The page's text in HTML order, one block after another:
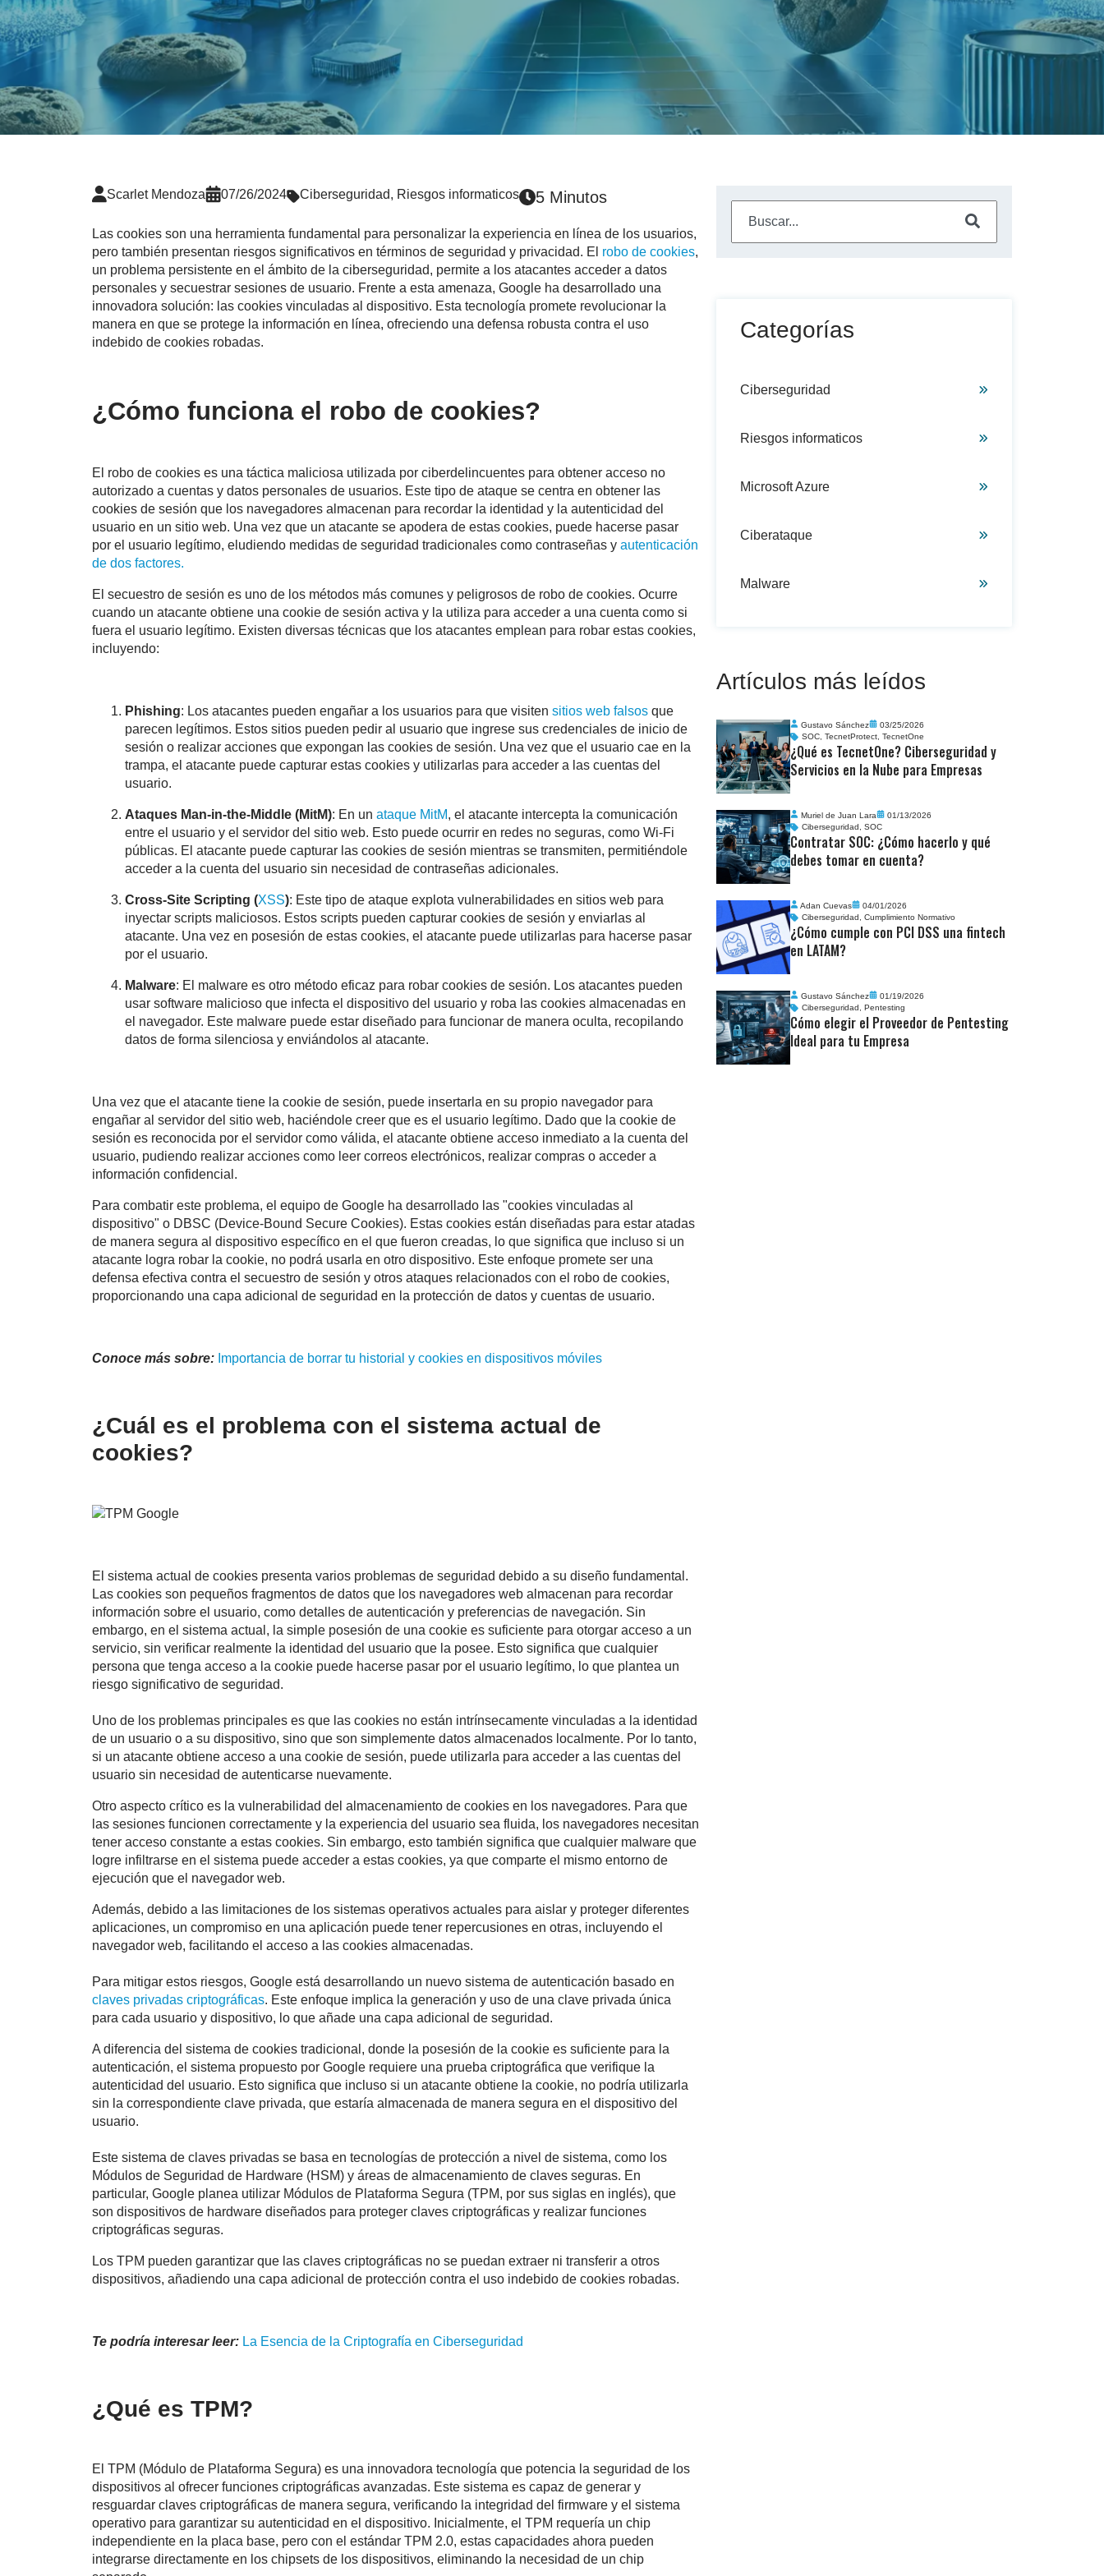
Scarlet Mendoza 07/26/2024 Ciberseguridad, Riesgos informaticos 5 Minutos
Las cookies son una herramienta fundamental para personalizar la experiencia en línea de los usuarios,
pero también presentan riesgos significativos en términos de seguridad y privacidad. El robo de cookies,
un problema persistente en el ámbito de la ciberseguridad, permite a los atacantes acceder a datos
personales y secuestrar sesiones de usuario. Frente a esta amenaza, Google ha desarrollado una
innovadora solución: las cookies vinculadas al dispositivo. Esta tecnología promete revolucionar la
manera en que se protege la información en línea, ofreciendo una defensa robusta contra el uso
indebido de cookies robadas.
¿Cómo funciona el robo de cookies?
El robo de cookies es una táctica maliciosa utilizada por ciberdelincuentes para obtener acceso no
autorizado a cuentas y datos personales de usuarios. Este tipo de ataque se centra en obtener las
cookies de sesión que los navegadores almacenan para recordar la identidad y la autenticidad del
usuario en un sitio web. Una vez que un atacante se apodera de estas cookies, puede hacerse pasar
por el usuario legítimo, eludiendo medidas de seguridad tradicionales como contraseñas y autenticación
de dos factores.
El secuestro de sesión es uno de los métodos más comunes y peligrosos de robo de cookies. Ocurre
cuando un atacante obtiene una cookie de sesión activa y la utiliza para acceder a una cuenta como si
fuera el usuario legítimo. Existen diversas técnicas que los atacantes emplean para robar estas cookies,
incluyendo:
Phishing: Los atacantes pueden engañar a los usuarios para que visiten sitios web falsos que
parecen legítimos. Estos sitios pueden pedir al usuario que ingrese sus credenciales de inicio de
sesión o realizar acciones que expongan las cookies de sesión. Una vez que el usuario cae en la
trampa, el atacante puede capturar estas cookies y utilizarlas para acceder a las cuentas del
usuario.
Ataques Man-in-the-Middle (MitM): En un ataque MitM, el atacante intercepta la comunicación
entre el usuario y el servidor del sitio web. Esto puede ocurrir en redes no seguras, como Wi-Fi
públicas. El atacante puede capturar las cookies de sesión mientras se transmiten, permitiéndole
acceder a la cuenta del usuario sin necesidad de contraseñas adicionales.
Cross-Site Scripting (XSS): Este tipo de ataque explota vulnerabilidades en sitios web para
inyectar scripts maliciosos. Estos scripts pueden capturar cookies de sesión y enviarlas al
atacante. Una vez en posesión de estas cookies, el atacante puede utilizarlas para hacerse pasar
por el usuario.
Malware: El malware es otro método eficaz para robar cookies de sesión. Los atacantes pueden
usar software malicioso que infecta el dispositivo del usuario y roba las cookies almacenadas en
el navegador. Este malware puede estar diseñado para funcionar de manera oculta, recopilando
datos de forma silenciosa y enviándolos al atacante.
Una vez que el atacante tiene la cookie de sesión, puede insertarla en su propio navegador para
engañar al servidor del sitio web, haciéndole creer que es el usuario legítimo. Dado que la cookie de
sesión es reconocida por el servidor como válida, el atacante obtiene acceso inmediato a la cuenta del
usuario, pudiendo realizar acciones como leer correos electrónicos, realizar compras o acceder a
información confidencial.
Para combatir este problema, el equipo de Google ha desarrollado las "cookies vinculadas al
dispositivo" o DBSC (Device-Bound Secure Cookies). Estas cookies están diseñadas para estar atadas
de manera segura al dispositivo específico en el que fueron creadas, lo que significa que incluso si un
atacante logra robar la cookie, no podrá usarla en otro dispositivo. Este enfoque promete ser una
defensa efectiva contra el secuestro de sesión y otros ataques relacionados con el robo de cookies,
proporcionando una capa adicional de seguridad en la protección de datos y cuentas de usuario.
Conoce más sobre: Importancia de borrar tu historial y cookies en dispositivos móviles
¿Cuál es el problema con el sistema actual de
cookies?
El sistema actual de cookies presenta varios problemas de seguridad debido a su diseño fundamental.
Las cookies son pequeños fragmentos de datos que los navegadores web almacenan para recordar
información sobre el usuario, como detalles de autenticación y preferencias de navegación. Sin
embargo, en el sistema actual, la simple posesión de una cookie es suficiente para otorgar acceso a un
servicio, sin verificar realmente la identidad del usuario que la posee. Esto significa que cualquier
persona que tenga acceso a la cookie puede hacerse pasar por el usuario legítimo, lo que plantea un
riesgo significativo de seguridad.
Uno de los problemas principales es que las cookies no están intrínsecamente vinculadas a la identidad
de un usuario o a su dispositivo, sino que son simplemente datos almacenados localmente. Por lo tanto,
si un atacante obtiene acceso a una cookie de sesión, puede utilizarla para acceder a las cuentas del
usuario sin necesidad de autenticarse nuevamente.
Otro aspecto crítico es la vulnerabilidad del almacenamiento de cookies en los navegadores. Para que
las sesiones funcionen correctamente y la experiencia del usuario sea fluida, los navegadores necesitan
tener acceso constante a estas cookies. Sin embargo, esto también significa que cualquier malware que
logre infiltrarse en el sistema puede acceder a estas cookies, ya que comparte el mismo entorno de
ejecución que el navegador web.
Además, debido a las limitaciones de los sistemas operativos actuales para aislar y proteger diferentes
aplicaciones, un compromiso en una aplicación puede tener repercusiones en otras, incluyendo el
navegador web, facilitando el acceso a las cookies almacenadas.
Para mitigar estos riesgos, Google está desarrollando un nuevo sistema de autenticación basado en
claves privadas criptográficas. Este enfoque implica la generación y uso de una clave privada única
para cada usuario y dispositivo, lo que añade una capa adicional de seguridad.
A diferencia del sistema de cookies tradicional, donde la posesión de la cookie es suficiente para la
autenticación, el sistema propuesto por Google requiere una prueba criptográfica que verifique la
autenticidad del usuario. Esto significa que incluso si un atacante obtiene la cookie, no podría utilizarla
sin la correspondiente clave privada, que estaría almacenada de manera segura en el dispositivo del
usuario.
Este sistema de claves privadas se basa en tecnologías de protección a nivel de sistema, como los
Módulos de Seguridad de Hardware (HSM) y áreas de almacenamiento de claves seguras. En
particular, Google planea utilizar Módulos de Plataforma Segura (TPM, por sus siglas en inglés), que
son dispositivos de hardware diseñados para proteger claves criptográficas y realizar funciones
criptográficas seguras.
Los TPM pueden garantizar que las claves criptográficas no se puedan extraer ni transferir a otros
dispositivos, añadiendo una capa adicional de protección contra el uso indebido de cookies robadas.
Te podría interesar leer: La Esencia de la Criptografía en Ciberseguridad
¿Qué es TPM?
El TPM (Módulo de Plataforma Segura) es una innovadora tecnología que potencia la seguridad de los
dispositivos al ofrecer funciones criptográficas avanzadas. Este sistema es capaz de generar y
resguardar claves criptográficas de manera segura, verificando la integridad del firmware y el sistema
operativo para garantizar su autenticidad en el dispositivo. Inicialmente, el TPM requería un chip
independiente en la placa base, pero con el estándar TPM 2.0, estas capacidades ahora pueden
integrarse directamente en los chipsets de los dispositivos, eliminando la necesidad de un chip
Categorías
Ciberseguridad
Riesgos informaticos
Microsoft Azure
Ciberataque
Malware
Artículos más leídos
Gustavo Sánchez
03/25/2026
SOC, TecnetProtect, TecnetOne
¿Qué es TecnetOne? Ciberseguridad y
Servicios en la Nube para Empresas
Muriel de Juan Lara
01/13/2026
Ciberseguridad, SOC
Contratar SOC: ¿Cómo hacerlo y qué
debes tomar en cuenta?
Adan Cuevas
04/01/2026
Ciberseguridad, Cumplimiento Normativo
¿Cómo cumple con PCI DSS una fintech
en LATAM?
Gustavo Sánchez
01/19/2026
Ciberseguridad, Pentesting
Cómo elegir el Proveedor de Pentesting
Ideal para tu Empresa